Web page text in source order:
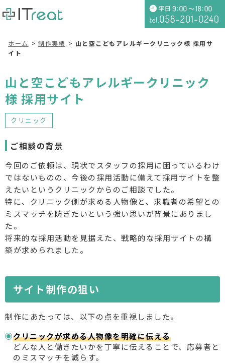
ホーム 制作実績
山と空こどもアレルギークリニック様 採用サ
イト
山と空こどもアレルギークリニック
様 採用サイト
クリニック
ご相談の背景
今回のご依頼は、現状でスタッフの採用に困っているわけ
ではないものの、今後の採用活動に備えて採用サイトを整
えたいというクリニックからのご相談でした。
特に、クリニック側が求める人物像と、求職者の希望との
ミスマッチを防ぎたいという強い思いが背景にありまし
た。
将来的な採用活動を見据えた、戦略的な採用サイトの構
築が求められました。
サイト制作の狙い
制作にあたっては、以下の点を重視しました。
クリニックが求める人物像を明確に伝える
どんな人と働きたいかを丁寧に伝えることで、応募者と
のミスマッチを減らす。